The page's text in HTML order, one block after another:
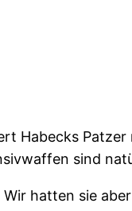
Habecks
sind
Wir hatten sie